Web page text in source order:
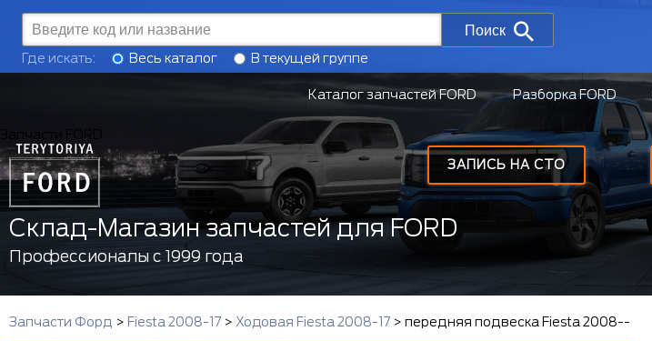
ЗАПИСЬ НА СТО
Поиск
Где искать: Весь каталог В текущей группе
Каталог запчастей FORD Разборка FORD
Склад-Магазин запчастей для FORD
Профессионалы с 1999 года
Запчасти Форд > Fiesta 2008-17 > Ходовая Fiesta 2008-17 > передняя подвеска Fiesta 2008--